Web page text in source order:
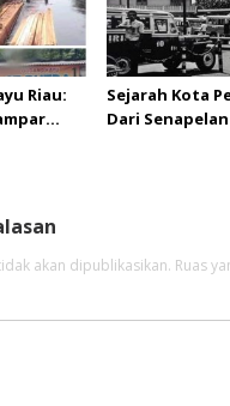
Riau:
Sejarah Kota
Dari
akan dipublikasikan. Ruas